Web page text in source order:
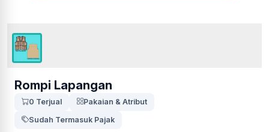
Rompi Lapangan
0 Terjual
Pakaian & Atribut
Sudah Termasuk Pajak